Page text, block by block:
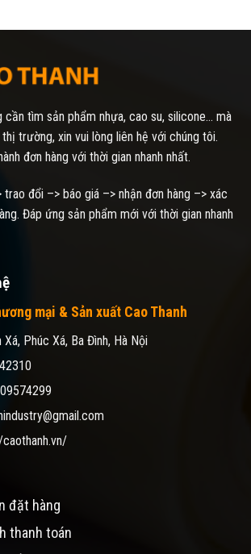
cần tìm sản phẩm nhựa, cao su, silicone... mà
trường, xin vui lòng liên hệ với chúng tôi.
đơn hàng với thời gian nhanh nhất.
trao đổi –> báo giá –> nhận đơn hàng –> xác
Đáp ứng sản phẩm mới với thời gian nhanh
mại & Sản xuất Cao Thanh
Phúc Xá, Ba Đình, Hà Nội
đặt hàng
thanh toán